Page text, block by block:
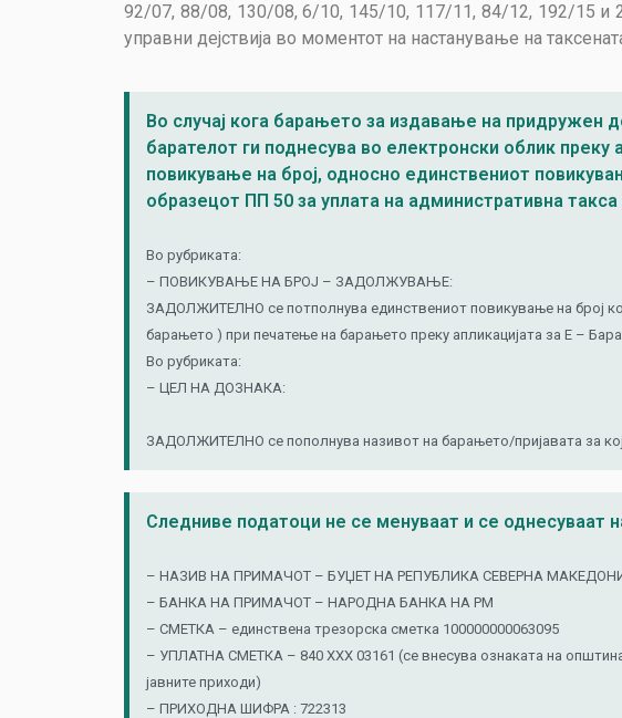
92/07, 88/08, 130/08, 6/10, 145/10, 117/11, 84/12, 192/15 и
управни дејствија во моментот на настанување на
Во случај кога барањето за издавање на придружен
барателот ги поднесува во електронски облик
повикување на број, односно единствениот
образецот ПП 50 за уплата на административна
Во рубриката:
– ПОВИКУВАЊЕ НА БРОЈ – ЗАДОЛЖУВАЊЕ:
ЗАДОЛЖИТЕЛНО се потполнува единствениот повикување на број
барањето ) при печатење на барањето преку апликацијата за Е –
Во рубриката:
– ЦЕЛ НА ДОЗНАКА:
ЗАДОЛЖИТЕЛНО се пополнува називот на барањето/пријавата за
Следниве податоци не се менуваат и се однесуваат
– НАЗИВ НА ПРИМАЧОТ – БУЏЕТ НА РЕПУБЛИКА СЕВЕРНА
– БАНКА НА ПРИМАЧОТ – НАРОДНА БАНКА НА РМ
– СМЕТКА – единствена трезорска сметка 100000000063095
– УПЛАТНА СМЕТКА – 840 ХХХ 03161 (се внесува ознаката на
јавните приходи)
– ПРИХОДНА ШИФРА : 722313